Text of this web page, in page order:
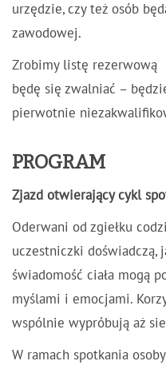
urzędzie, czy też osób
zawodowej.
Zrobimy listę rezerwową
będę się zwalniać –
pierwotnie
PROGRAM
Zjazd otwierający cykl
Oderwani od zgiełku
uczestniczki doświadczą,
świadomość ciała mogą
myślami i emocjami.
wspólnie wypróbują aż
W ramach spotkania